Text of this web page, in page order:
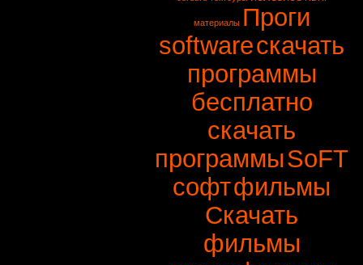
материалы Проги
softwareскачать
программы
бесплатно
скачать
программыSoFT
софтфильмы
Скачать
фильмы